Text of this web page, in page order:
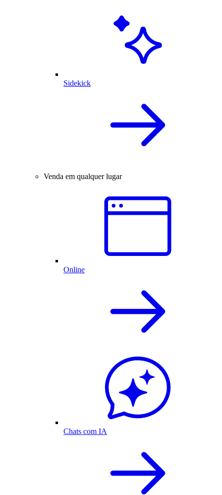
Sidekick
Venda em qualquer lugar
Online
Chats com IA